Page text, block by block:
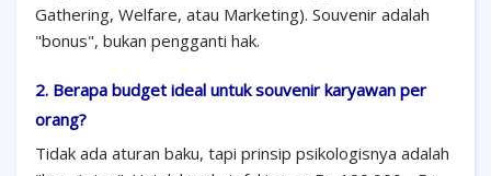
Gathering, Welfare, atau Marketing). Souvenir adalah
"bonus", bukan pengganti hak.
2. Berapa budget ideal untuk souvenir karyawan per
orang?
Tidak ada aturan baku, tapi prinsip psikologisnya adalah